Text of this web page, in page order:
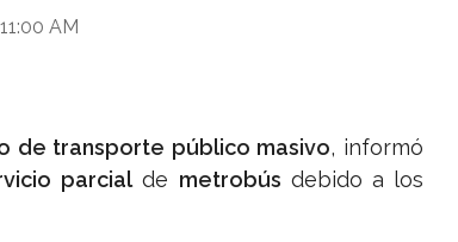
AM
de transporte público masivo, informó
parcialde metrobús debido a los